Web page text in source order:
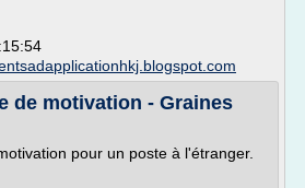
de motivation - Graines
pour un poste à l'étranger.